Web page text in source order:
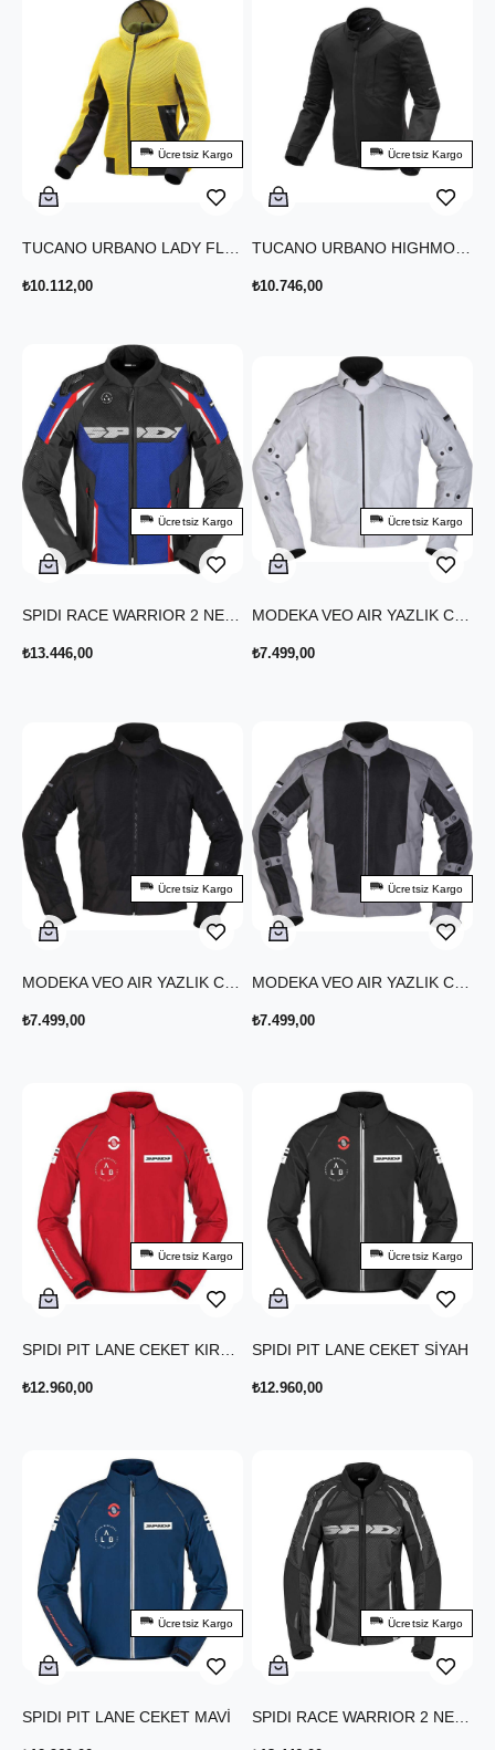
₺10.112,00
Ücretsiz Kargo
₺10.746,00
Ücretsiz Kargo
₺13.446,00
Ücretsiz Kargo
₺7.499,00
Ücretsiz Kargo
₺7.499,00
Ücretsiz Kargo
₺7.499,00
Ücretsiz Kargo
₺12.960,00
Ücretsiz Kargo
SPIDI PIT LANE CEKET SİYAH
₺12.960,00
Ücretsiz Kargo
SPIDI PIT LANE CEKET MAVİ
Ücretsiz Kargo Ücretsiz Kargo